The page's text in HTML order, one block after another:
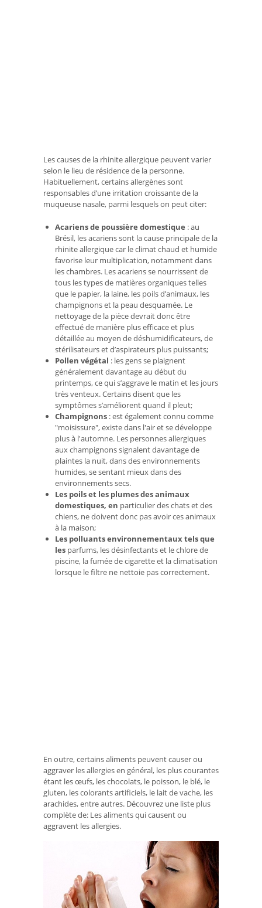
Les causes de la rhinite allergique peuvent varier
selon le lieu de résidence de la personne.
Habituellement, certains allergènes sont
responsables d’une irritation croissante de la
muqueuse nasale, parmi lesquels on peut citer:
Acariens de poussière domestique : au
Brésil, les acariens sont la cause principale de la
rhinite allergique car le climat chaud et humide
favorise leur multiplication, notamment dans
les chambres. Les acariens se nourrissent de
tous les types de matières organiques telles
que le papier, la laine, les poils d’animaux, les
champignons et la peau desquamée. Le
nettoyage de la pièce devrait donc être
effectué de manière plus efficace et plus
détaillée au moyen de déshumidificateurs, de
stérilisateurs et d’aspirateurs plus puissants;
Pollen végétal : les gens se plaignent
généralement davantage au début du
printemps, ce qui s’aggrave le matin et les jours
très venteux. Certains disent que les
symptômes s’améliorent quand il pleut;
Champignons : est également connu comme
"moisissure", existe dans l'air et se développe
plus à l'automne. Les personnes allergiques
aux champignons signalent davantage de
plaintes la nuit, dans des environnements
humides, se sentant mieux dans des
environnements secs.
Les poils et les plumes des animaux
domestiques, en particulier des chats et des
chiens, ne doivent donc pas avoir ces animaux
à la maison;
Les polluants environnementaux tels que
les parfums, les désinfectants et le chlore de
piscine, la fumée de cigarette et la climatisation
lorsque le filtre ne nettoie pas correctement.
En outre, certains aliments peuvent causer ou
aggraver les allergies en général, les plus courantes
étant les œufs, les chocolats, le poisson, le blé, le
gluten, les colorants artificiels, le lait de vache, les
arachides, entre autres. Découvrez une liste plus
complète de: Les aliments qui causent ou
aggravent les allergies.